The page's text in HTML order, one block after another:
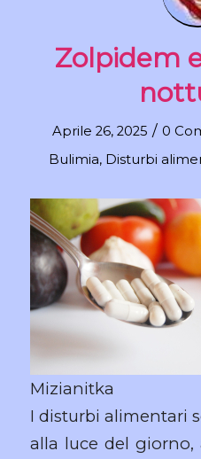
Zolpidem
Aprile 26, 2025 / 0
Bulimia, Disturbi
Mizianitka
I disturbi alimentari
alla luce del